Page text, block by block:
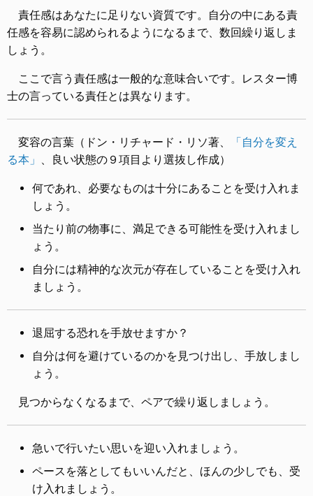
責任感はあなたに足りない資質です。自分の中にある責
任感を容易に認められるようになるまで、数回繰り返しま
しょう。
ここで言う責任感は一般的な意味合いです。レスター博
士の言っている責任とは異なります。
変容の言葉（ドン・リチャード・リソ著、
「自分を変え
る本」 、良い状態の９項目より選抜し作成）
何であれ、必要なものは十分にあることを受け入れま
しょう。
当たり前の物事に、満足できる可能性を受け入れまし
ょう。
自分には精神的な次元が存在していることを受け入れ
ましょう。
退屈する恐れを手放せますか？
自分は何を避けているのかを見つけ出し、手放しまし
ょう。
見つからなくなるまで、ペアで繰り返しましょう。
急いで行いたい思いを迎い入れましょう。
ペースを落としてもいいんだと、ほんの少しでも、受
け入れましょう。